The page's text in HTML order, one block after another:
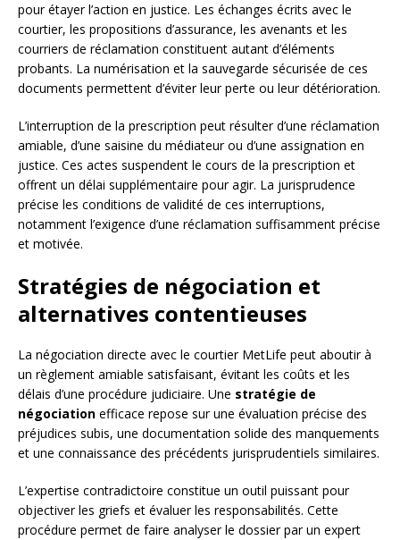
pour étayer l’action en justice. Les échanges écrits avec le
courtier, les propositions d’assurance, les avenants et les
courriers de réclamation constituent autant d’éléments
probants. La numérisation et la sauvegarde sécurisée de ces
documents permettent d’éviter leur perte ou leur détérioration.
L’interruption de la prescription peut résulter d’une réclamation
amiable, d’une saisine du médiateur ou d’une assignation en
justice. Ces actes suspendent le cours de la prescription et
offrent un délai supplémentaire pour agir. La jurisprudence
précise les conditions de validité de ces interruptions,
notamment l’exigence d’une réclamation suffisamment précise
et motivée.
Stratégies de négociation et
alternatives contentieuses
La négociation directe avec le courtier MetLife peut aboutir à
un règlement amiable satisfaisant, évitant les coûts et les
délais d’une procédure judiciaire. Une stratégie de
négociation efficace repose sur une évaluation précise des
préjudices subis, une documentation solide des manquements
et une connaissance des précédents jurisprudentiels similaires.
L’expertise contradictoire constitue un outil puissant pour
objectiver les griefs et évaluer les responsabilités. Cette
procédure permet de faire analyser le dossier par un expert